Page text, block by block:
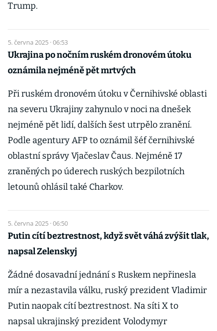
Trump.
5. června 2025 · 06:53
Ukrajina po nočním ruském dronovém útoku
oznámila nejméně pět mrtvých
Při ruském dronovém útoku v Černihivské oblasti
na severu Ukrajiny zahynulo v noci na dnešek
nejméně pět lidí, dalších šest utrpělo zranění.
Podle agentury AFP to oznámil šéf černihivské
oblastní správy Vjačeslav Čaus. Nejméně 17
zraněných po úderech ruských bezpilotních
letounů ohlásil také Charkov.
5. června 2025 · 06:50
Putin cítí beztrestnost, když svět váhá zvýšit tlak,
napsal Zelenskyj
Žádné dosavadní jednání s Ruskem nepřinesla
mír a nezastavila válku, ruský prezident Vladimir
Putin naopak cítí beztrestnost. Na síti X to
napsal ukrajinský prezident Volodymyr